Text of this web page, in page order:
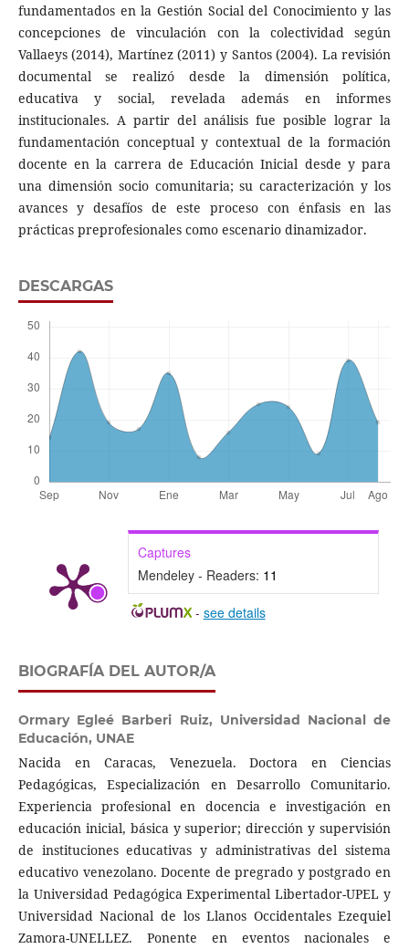
fundamentados en la Gestión Social del Conocimiento y las
concepciones de vinculación con la colectividad según
Vallaeys (2014), Martínez (2011) y Santos (2004). La revisión
documental se realizó desde la dimensión política,
educativa y social, revelada además en informes
institucionales. A partir del análisis fue posible lograr la
fundamentación conceptual y contextual de la formación
docente en la carrera de Educación Inicial desde y para
una dimensión socio comunitaria; su caracterización y los
avances y desafíos de este proceso con énfasis en las
prácticas preprofesionales como escenario dinamizador.
DESCARGAS
Captures
Mendeley - Readers: 11
- see details
BIOGRAFÍA DEL AUTOR/A
Ormary Egleé Barberi Ruiz, Universidad Nacional de
Educación, UNAE
Nacida en Caracas, Venezuela. Doctora en Ciencias
Pedagógicas, Especialización en Desarrollo Comunitario.
Experiencia profesional en docencia e investigación en
educación inicial, básica y superior; dirección y supervisión
de instituciones educativas y administrativas del sistema
educativo venezolano. Docente de pregrado y postgrado en
la Universidad Pedagógica Experimental Libertador-UPEL y
Universidad Nacional de los Llanos Occidentales Ezequiel
Zamora-UNELLEZ. Ponente en eventos nacionales e